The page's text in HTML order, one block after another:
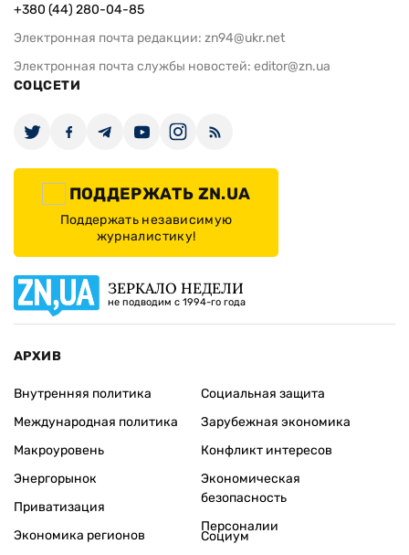
+380 (44) 280-04-85
Электронная почта редакции: zn94@ukr.net
Электронная почта службы новостей: editor@zn.ua
СОЦСЕТИ
ПОДДЕРЖАТЬ ZN.UA
Поддержать независимую
журналистику!
ЗЕРКАЛО НЕДЕЛИ
не подводим с 1994-го года
АРХИВ
Внутренняя политика
Международная политика
Макроуровень
Энергорынок
Приватизация
Экономика регионов
Социальная защита
Зарубежная экономика
Конфликт интересов
Экономическая
безопасность
Персоналии
Социум